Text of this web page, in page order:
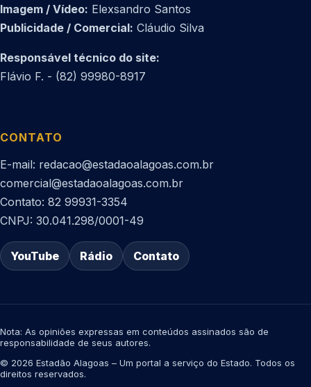
Imagem / Vídeo: Elexsandro Santos
Publicidade / Comercial: Cláudio Silva
Responsável técnico do site:
Flávio F. - (82) 99980-8917
CONTATO
E-mail: redacao@estadaoalagoas.com.br
comercial@estadaoalagoas.com.br
Contato: 82 99931-3354
CNPJ: 30.041.298/0001-49
YouTube Rádio Contato
Nota: As opiniões expressas em conteúdos assinados são de
responsabilidade de seus autores.
© 2026 Estadão Alagoas – Um portal a serviço do Estado. Todos os
direitos reservados.